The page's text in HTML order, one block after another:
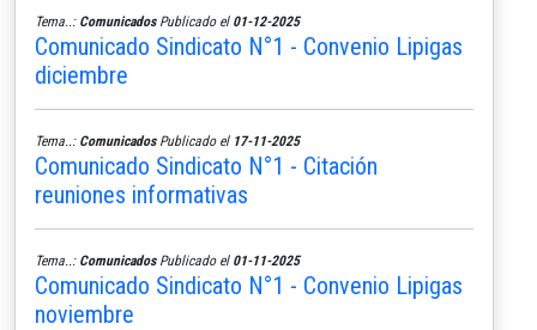
Tema..: ComunicadosPublicado el 01-12-2025
Comunicado Sindicato N°1 - Convenio Lipigas
diciembre
Tema..: ComunicadosPublicado el 17-11-2025
Comunicado Sindicato N°1 - Citación
reuniones informativas
Tema..: ComunicadosPublicado el 01-11-2025
Comunicado Sindicato N°1 - Convenio Lipigas
noviembre